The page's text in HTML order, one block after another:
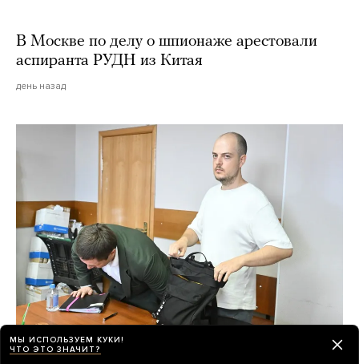
В Москве по делу о шпионаже арестовали
аспиранта РУДН из Китая
день назад
Итог «дела книгоиздателей» о продаже
МЫ ИСПОЛЬЗУЕМ КУКИ!
ЧТО ЭТО ЗНАЧИТ?